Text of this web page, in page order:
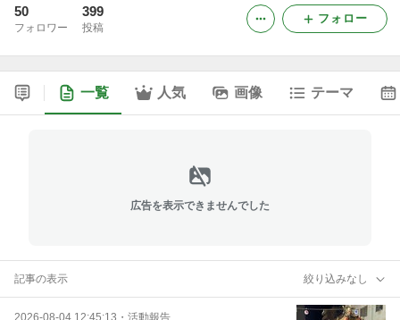
50
フォロワー
399
投稿
フォロー
一覧 人気 画像 テーマ
広告を表示できませんでした
記事の表示 絞り込みなし
2026-08-04 12:45:13 ・ 活動報告